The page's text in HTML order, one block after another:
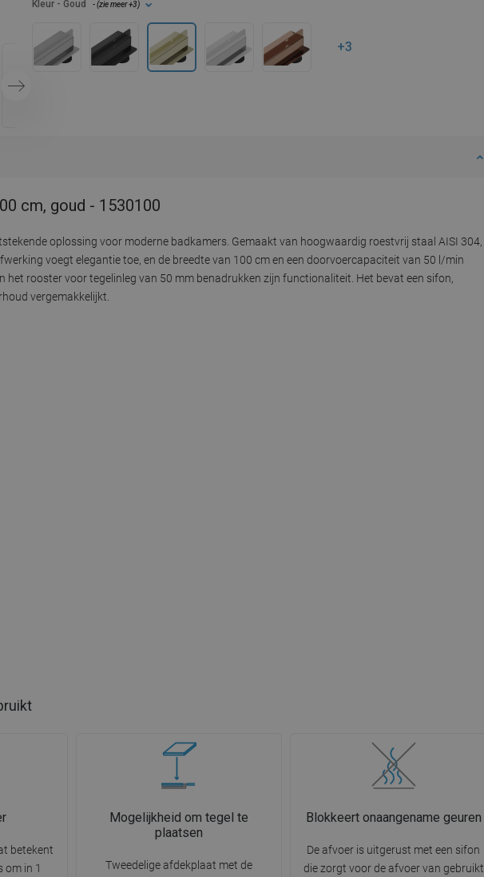
Kleur - Goud - (zie meer+3)
+3
cm, goud - 1530100
oplossing voor moderne badkamers. Gemaakt van hoogwaardig roestvrij staal AISI 304,
voegt elegantie toe, en de breedte van 100 cm en een doorvoercapaciteit van 50 l/min
rooster voor tegelinleg van 50 mm benadrukken zijn functionaliteit. Het bevat een sifon,
vergemakkelijkt.
betekent
om in 1
Mogelijkheid om tegel te
plaatsen
Tweedelige afdekplaat met de
Blokkeert onaangename geuren
De afvoer is uitgerust met een sifon
die zorgt voor de afvoer van gebruikt